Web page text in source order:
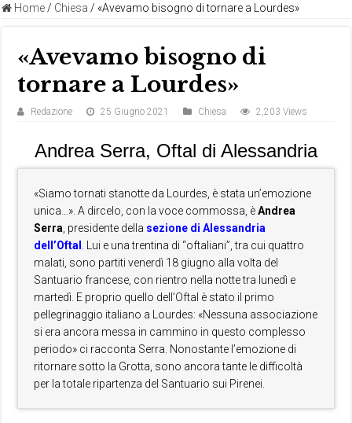
Home / Chiesa / «Avevamo bisogno di tornare a Lourdes»
«Avevamo bisogno di
tornare a Lourdes»
Redazione 25 Giugno 2021 Chiesa 2,203 Views
Andrea Serra, Oftal di Alessandria
«Siamo tornati stanotte da Lourdes, è stata un’emozione
unica…». A dircelo, con la voce commossa, èAndrea
Serra , presidente della sezione di Alessandria
dell’Oftal
. Lui e una trentina di “oftaliani”, tra cui quattro
malati, sono partiti venerdì 18 giugno alla volta del
Santuario francese, con rientro nella notte tra lunedì e
martedì. E proprio quello dell’Oftal è stato il primo
pellegrinaggio italiano a Lourdes: «Nessuna associazione
si era ancora messa in cammino in questo complesso
periodo» ci racconta Serra. Nonostante l’emozione di
ritornare sotto la Grotta, sono ancora tante le difficoltà
per la totale ripartenza del Santuario sui Pirenei.